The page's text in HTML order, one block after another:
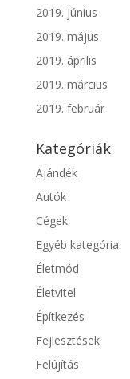
2019. június
2019. május
2019. április
2019. március
2019. február
Kategóriák
Ajándék
Autók
Cégek
Egyéb kategória
Életmód
Életvitel
Építkezés
Fejlesztések
Felújítás